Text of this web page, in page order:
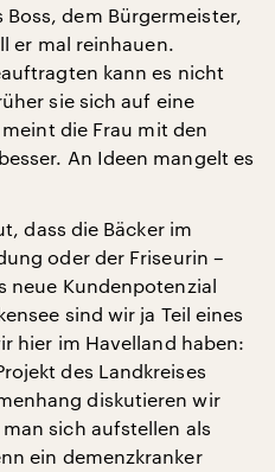
dem Bürgermeister,
er mal reinhauen.
kann es nicht
sie sich auf eine
die Frau mit den
An Ideen mangelt es
dass die Bäcker im
oder der Friseurin –
neue Kundenpotenzial
sind wir ja Teil eines
hier im Havelland haben:
des Landkreises
diskutieren wir
sich aufstellen als
ein demenzkranker